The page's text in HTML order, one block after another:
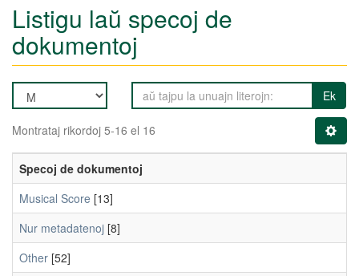
Listigu laŭ specoj de
dokumentoj
Ek
Montrataj rikordoj 5-16 el 16
Specoj de dokumentoj
Musical Score [13]
Nur metadatenoj [8]
Other [52]